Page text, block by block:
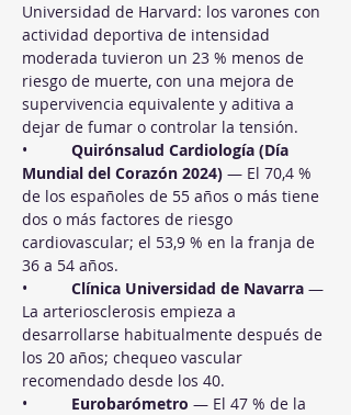
Universidad de Harvard: los varones con
actividad deportiva de intensidad
moderada tuvieron un 23 % menos de
riesgo de muerte, con una mejora de
supervivencia equivalente y aditiva a
dejar de fumar o controlar la tensión.
• Quirónsalud Cardiología (Día
Mundial del Corazón 2024) — El 70,4 %
de los españoles de 55 años o más tiene
dos o más factores de riesgo
cardiovascular; el 53,9 % en la franja de
36 a 54 años.
• Clínica Universidad de Navarra —
La arteriosclerosis empieza a
desarrollarse habitualmente después de
los 20 años; chequeo vascular
recomendado desde los 40.
• Eurobarómetro — El 47 % de la